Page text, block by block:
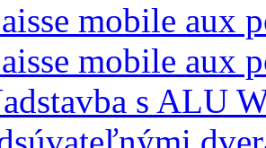
mobile aux
mobile aux
s ALU